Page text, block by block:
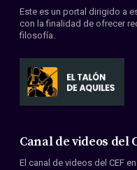
Convenios
Este es un portal dirigido a
con la finalidad de ofrecer
filosofía.
Canal de videos del
El canal de videos del CEF